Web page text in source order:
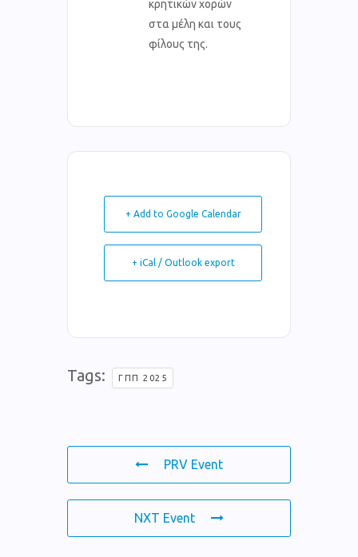
κρητικών χορών
στα μέλη και τους
φίλους της.
+ Add to Google Calendar
+ iCal / Outlook export
Tags: ΓΠΠ 2025
PRV Event
NXT Event